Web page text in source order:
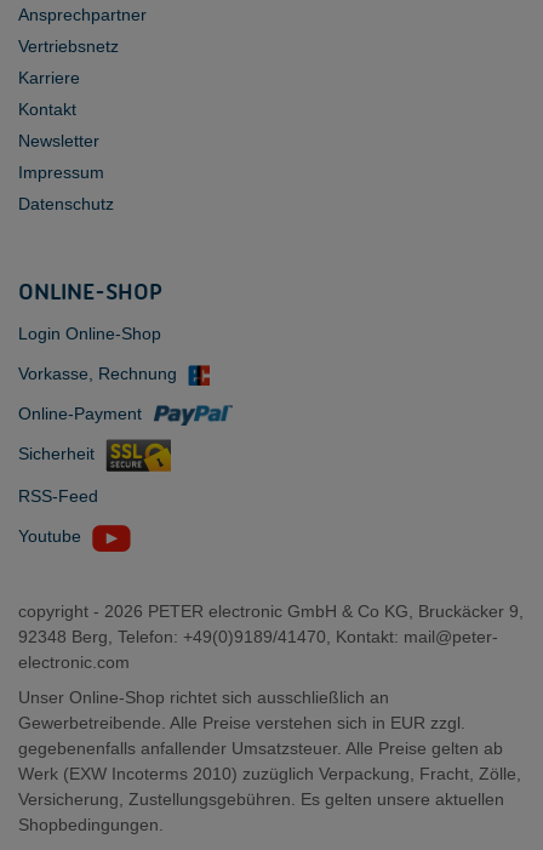
Ansprechpartner
Vertriebsnetz
Karriere
Kontakt
Newsletter
Impressum
Datenschutz
ONLINE-SHOP
Login Online-Shop
Vorkasse, Rechnung
Online-Payment
Sicherheit
RSS-Feed
Youtube
copyright - 2026 PETER electronic GmbH & Co KG, Bruckäcker 9,
92348 Berg, Telefon: +49(0)9189/41470, Kontakt: mail@peter-
electronic.com
Unser Online-Shop richtet sich ausschließlich an
Gewerbetreibende. Alle Preise verstehen sich in EUR zzgl.
gegebenenfalls anfallender Umsatzsteuer. Alle Preise gelten ab
Werk (EXW Incoterms 2010) zuzüglich Verpackung, Fracht, Zölle,
Versicherung, Zustellungsgebühren. Es gelten unsere aktuellen
Shopbedingungen.